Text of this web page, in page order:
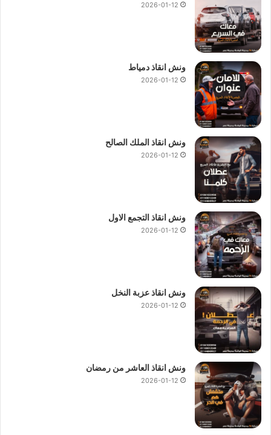
2026-01-12
ونش انقاذ دمياط
2026-01-12
ونش انقاذ الملك الصالح
2026-01-12
ونش انقاذ التجمع الاول
2026-01-12
ونش انقاذ عزبة النخل
2026-01-12
ونش انقاذ العاشر من رمضان
2026-01-12